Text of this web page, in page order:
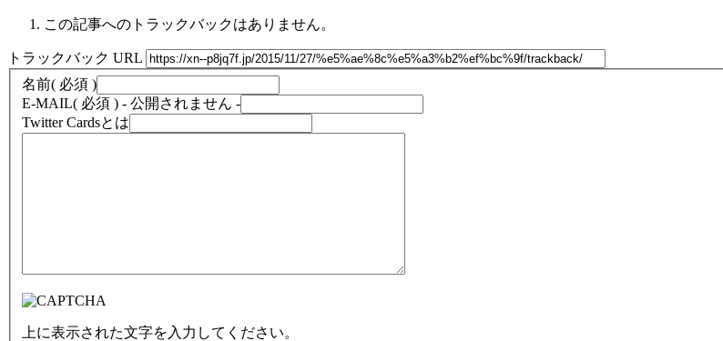
この記事へのトラックバックはありません。
トラックバック URL
名前( 必須 )
E-MAIL( 必須 ) - 公開されません -
Twitter Cardsとは
上に表示された文字を入力してください。